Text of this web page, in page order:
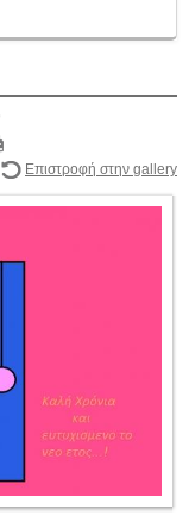
Επιστροφή στην gallery